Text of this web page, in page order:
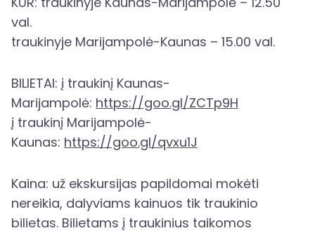
val.
traukinyje Marijampolė-Kaunas – 15.00 val.
BILIETAI: į traukinį Kaunas-
Marijampolė: https://goo.gl/ZCTp9H
į traukinį Marijampolė-
Kaunas: https://goo.gl/qvxu1J
Kaina: už ekskursijas papildomai mokėti
nereikia, dalyviams kainuos tik traukinio
bilietas. Bilietams į traukinius taikomos